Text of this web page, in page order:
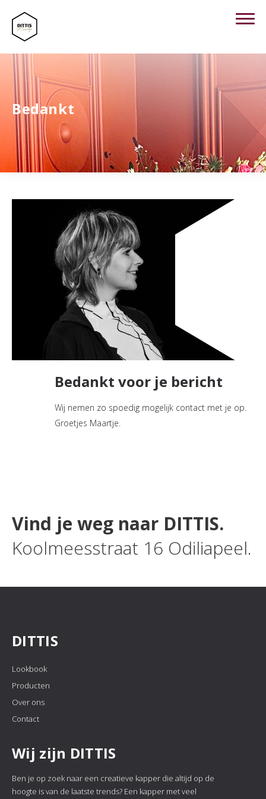
Bedankt
Bedankt voor je bericht
Wij nemen zo spoedig mogelijk contact met je op.
Groetjes Maartje.
Vind je weg naar DITTIS.
Koolmeesstraat 16 Odiliapeel.
DITTIS
Lookbook
Producten
Over ons
Contact
Wij zijn DITTIS
Ben je op zoek naar een creatieve kapper die altijd op de
hoogte is van de laatste trends? Een kapper met veel